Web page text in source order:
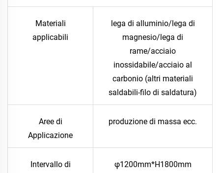
Materiali
applicabili
lega di alluminio/lega di
magnesio/lega di
rame/acciaio
inossidabile/acciaio al
carbonio (altri materiali
saldabili-filo di saldatura)
Aree di
Applicazione
produzione di massa ecc.
Intervallo di
φ1200mm*H1800mm